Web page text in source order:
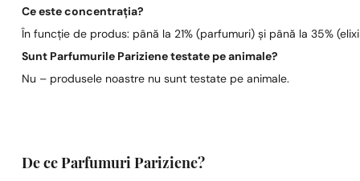
Ce este concentrația?
În funcție de produs: până la 21% (parfumuri) și până la 35%
Sunt Parfumurile Pariziene testate pe animale?
Nu – produsele noastre nu sunt testate pe animale.
De ce Parfumuri Pariziene?